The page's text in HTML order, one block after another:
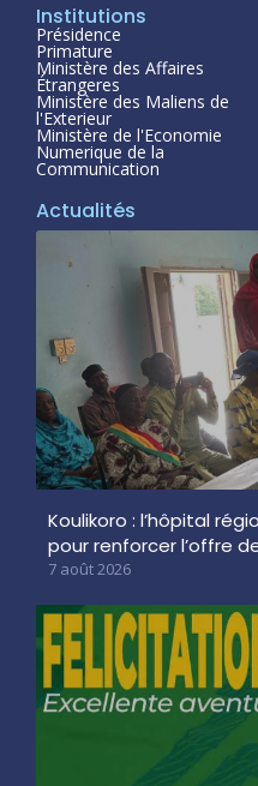
Institutions
Présidence
Primature
Ministère des Affaires
Étrangeres
Ministère des Maliens de
l'Exterieur
Ministère de l'Economie
Numerique de la
Communication
Actualités
Koulikoro : l’hôpital
pour renforcer l’offre
7 août 2026